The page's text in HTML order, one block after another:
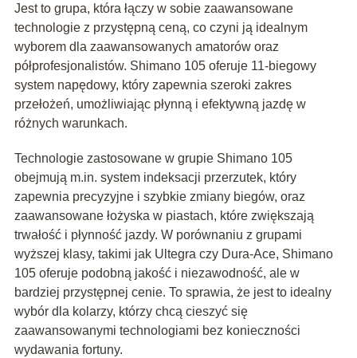
Jest to grupa, która łączy w sobie zaawansowane
technologie z przystępną ceną, co czyni ją idealnym
wyborem dla zaawansowanych amatorów oraz
półprofesjonalistów. Shimano 105 oferuje 11-biegowy
system napędowy, który zapewnia szeroki zakres
przełożeń, umożliwiając płynną i efektywną jazdę w
różnych warunkach.
Technologie zastosowane w grupie Shimano 105
obejmują m.in. system indeksacji przerzutek, który
zapewnia precyzyjne i szybkie zmiany biegów, oraz
zaawansowane łożyska w piastach, które zwiększają
trwałość i płynność jazdy. W porównaniu z grupami
wyższej klasy, takimi jak Ultegra czy Dura-Ace, Shimano
105 oferuje podobną jakość i niezawodność, ale w
bardziej przystępnej cenie. To sprawia, że jest to idealny
wybór dla kolarzy, którzy chcą cieszyć się
zaawansowanymi technologiami bez konieczności
wydawania fortuny.